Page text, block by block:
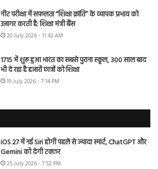
नीट परीक्षा में सफलता “शिक्षा क्रांति” के व्यापक प्रभाव को
उजागर करती है: शिक्षा मंत्री बैंस
20 July 2026 - 11:43 AM
1715 में शुरू हुआ भारत का सबसे पुराना स्कूल, 300 साल बाद
भी दे रहा है हजारों छात्रों को शिक्षा
19 July 2026 - 7:14 PM
iOS 27 में नई Siri होगी पहले से ज्यादा स्मार्ट, ChatGPT और
Gemini को देगी टक्कर
25 July 2026 - 7:52 PM